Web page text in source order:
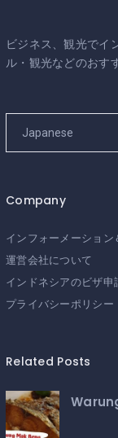
ビジネス、観光でイ
ル・観光などのおす
Company
インフォーメーション
運営会社について
インドネシアのビザ申
プライバシーポリシー
Related Posts